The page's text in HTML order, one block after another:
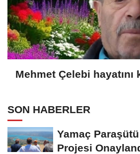
Mehmet Çelebi hayatını
SON HABERLER
Yamaç
Projesi